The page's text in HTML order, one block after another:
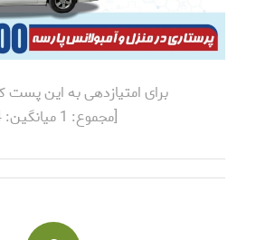
برای امتیازدهی به این پست
[مجموع: 1میانگین: